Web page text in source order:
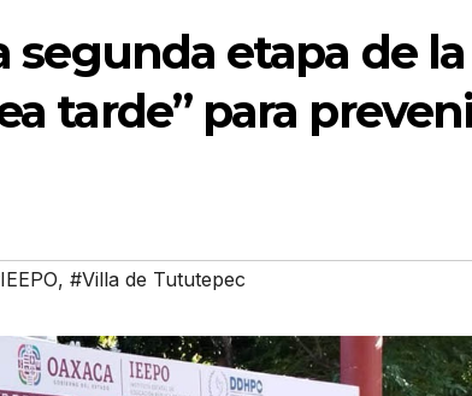
segunda etapa de la
tarde” para
, #Villa de Tututepec